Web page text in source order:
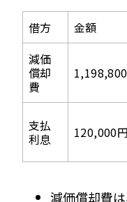
借方 金額
減価
償却
費
支払
利息
120,000円
減価償却費